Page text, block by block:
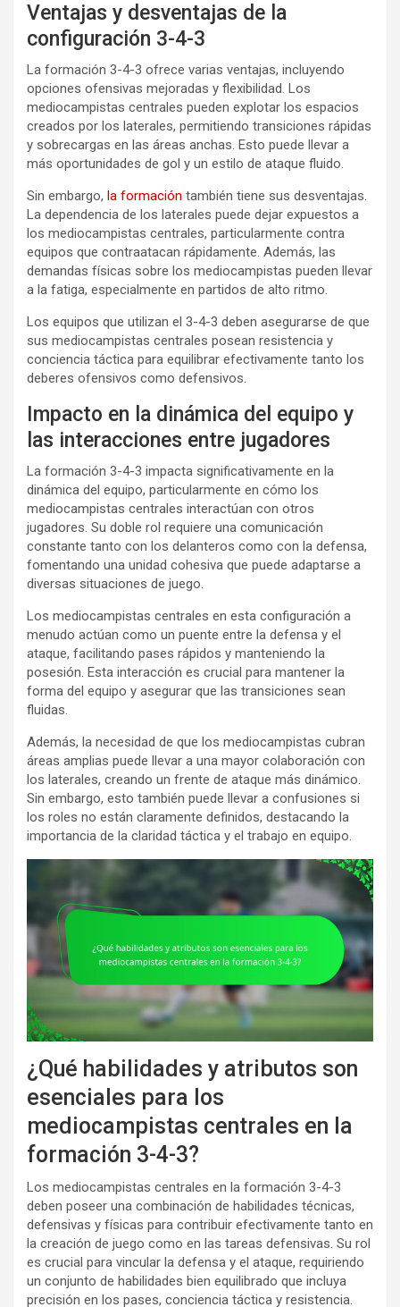
Ventajas y desventajas de la
configuración 3-4-3
La formación 3-4-3 ofrece varias ventajas, incluyendo
opciones ofensivas mejoradas y flexibilidad. Los
mediocampistas centrales pueden explotar los espacios
creados por los laterales, permitiendo transiciones rápidas
y sobrecargas en las áreas anchas. Esto puede llevar a
más oportunidades de gol y un estilo de ataque fluido.
Sin embargo, la formación también tiene sus desventajas.
La dependencia de los laterales puede dejar expuestos a
los mediocampistas centrales, particularmente contra
equipos que contraatacan rápidamente. Además, las
demandas físicas sobre los mediocampistas pueden llevar
a la fatiga, especialmente en partidos de alto ritmo.
Los equipos que utilizan el 3-4-3 deben asegurarse de que
sus mediocampistas centrales posean resistencia y
conciencia táctica para equilibrar efectivamente tanto los
deberes ofensivos como defensivos.
Impacto en la dinámica del equipo y
las interacciones entre jugadores
La formación 3-4-3 impacta significativamente en la
dinámica del equipo, particularmente en cómo los
mediocampistas centrales interactúan con otros
jugadores. Su doble rol requiere una comunicación
constante tanto con los delanteros como con la defensa,
fomentando una unidad cohesiva que puede adaptarse a
diversas situaciones de juego.
Los mediocampistas centrales en esta configuración a
menudo actúan como un puente entre la defensa y el
ataque, facilitando pases rápidos y manteniendo la
posesión. Esta interacción es crucial para mantener la
forma del equipo y asegurar que las transiciones sean
fluidas.
Además, la necesidad de que los mediocampistas cubran
áreas amplias puede llevar a una mayor colaboración con
los laterales, creando un frente de ataque más dinámico.
Sin embargo, esto también puede llevar a confusiones si
los roles no están claramente definidos, destacando la
importancia de la claridad táctica y el trabajo en equipo.
¿Qué habilidades y atributos son
esenciales para los
mediocampistas centrales en la
formación 3-4-3?
Los mediocampistas centrales en la formación 3-4-3
deben poseer una combinación de habilidades técnicas,
defensivas y físicas para contribuir efectivamente tanto en
la creación de juego como en las tareas defensivas. Su rol
es crucial para vincular la defensa y el ataque, requiriendo
un conjunto de habilidades bien equilibrado que incluya
precisión en los pases, conciencia táctica y resistencia.